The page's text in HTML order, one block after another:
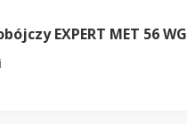
EXPERT MET 56 WG